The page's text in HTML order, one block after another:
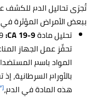
تُجرَى تحاليل الدم للكشف
ببعض الأمراض المؤثرة في
تحليل مادة CA 19-9:CA 19-9
تحفِّز عمل الجهاز
المواد باسم
بالأورام السرطانية،
هذه المادة في الدم،[٣]